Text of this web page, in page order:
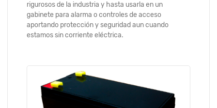
rigurosos de la industria y hasta usarla en un
gabinete para alarma o controles de acceso
aportando protección y seguridad aun cuando
estamos sin corriente eléctrica.